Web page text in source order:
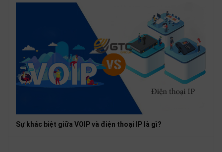
Sự khác biệt giữa VOIP và điện thoại IP là gì?